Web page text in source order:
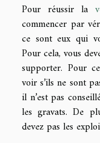
Pour réussir la
commencer par
ce sont eux qui
Pour cela, vous
supporter. Pour
voir s’ils ne sont
il n’est pas
les gravats. De
devez pas les